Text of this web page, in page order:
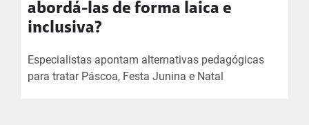
abordá-las de forma laica e
inclusiva?
Especialistas apontam alternativas pedagógicas
para tratar Páscoa, Festa Junina e Natal